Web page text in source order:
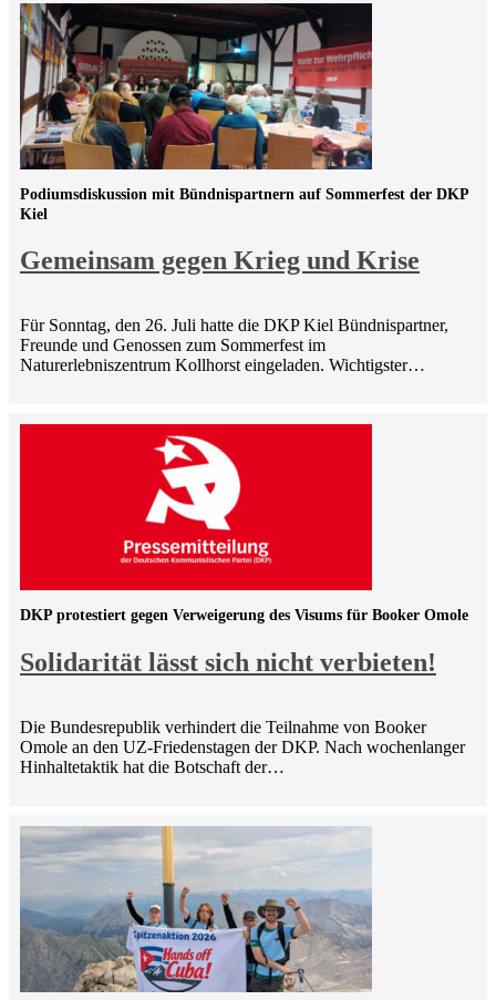
Gemeinsam gegen Krieg und Krise
Podiumsdiskussion mit Bündnispartnern auf Sommerfest der DKP
Kiel
Für Sonntag, den 26. Juli hatte die DKP Kiel Bündnispartner,
Freunde und Genossen zum Sommerfest im
Naturerlebniszentrum Kollhorst eingeladen. Wichtigster…
Solidarität lässt sich nicht verbieten!
DKP protestiert gegen Verweigerung des Visums für Booker Omole
Die Bundesrepublik verhindert die Teilnahme von Booker
Omole an den UZ-Friedenstagen der DKP. Nach wochenlanger
Hinhaltetaktik hat die Botschaft der…